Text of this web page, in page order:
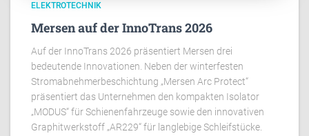
ELEKTROTECHNIK
Mersen auf der InnoTrans 2026
Auf der InnoTrans 2026 präsentiert Mersen drei
bedeutende Innovationen. Neben der winterfesten
Stromabnehmerbeschichtung „Mersen Arc Protect“
präsentiert das Unternehmen den kompakten Isolator
„MODUS“ für Schienenfahrzeuge sowie den innovativen
Graphitwerkstoff „AR229“ für langlebige Schleifstücke.